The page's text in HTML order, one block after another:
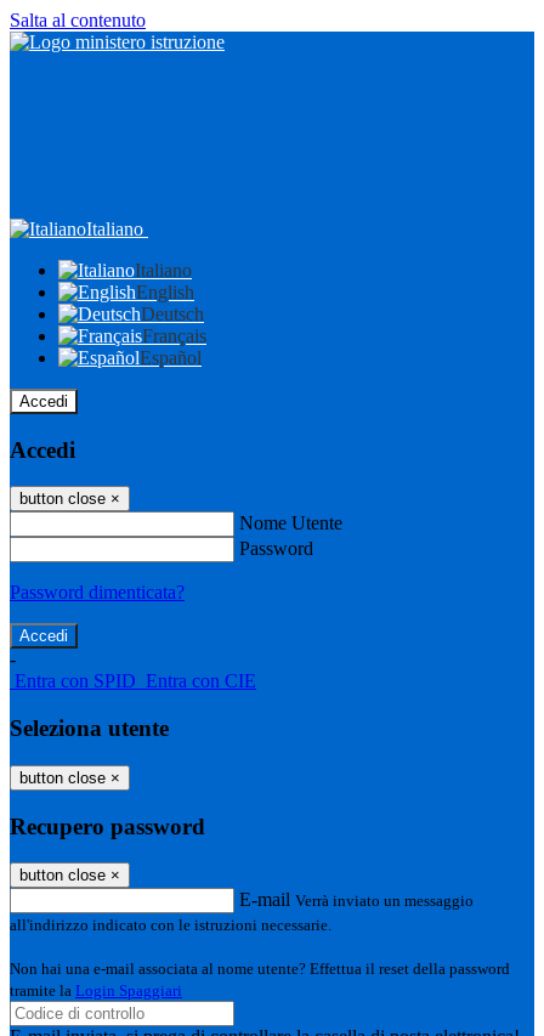
Salta al contenuto
Italiano
Italiano
English
Deutsch
Français
Español
Accedi
Accedi
button close ×
Nome Utente
Password
Password dimenticata?
-
Entra con SPID Entra con CIE
Seleziona utente
button close ×
Recupero password
button close ×
E-mail Verrà inviato un messaggio
all'indirizzo indicato con le istruzioni necessarie.
Non hai una e-mail associata al nome utente? Effettua il reset della password
tramite la Login Spaggiari